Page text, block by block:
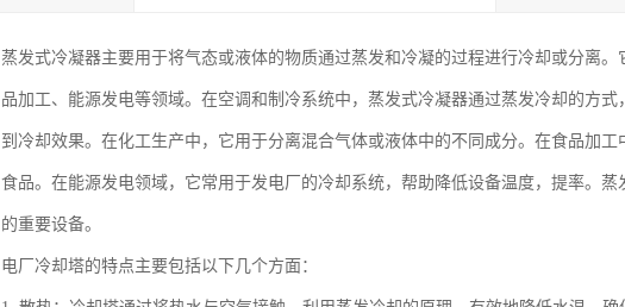
蒸发式冷凝器主要用于将气态或液体的物质通过蒸发和冷凝的过程进行冷却或分离
品加工、能源发电等领域。在空调和制冷系统中，蒸发式冷凝器通过蒸发冷却的方
到冷却效果。在化工生产中，它用于分离混合气体或液体中的不同成分。在食品加
食品。在能源发电领域，它常用于发电厂的冷却系统，帮助降低设备温度，提率。
的重要设备。
电厂冷却塔的特点主要包括以下几个方面：